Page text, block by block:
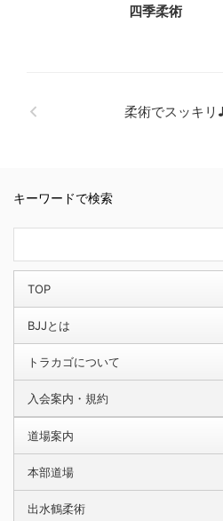
四季柔術
柔術でスッキリ
キーワードで検索
TOP
BJJとは
トラカゴについて
入会案内・規約
道場案内
本部道場
出水鶴柔術